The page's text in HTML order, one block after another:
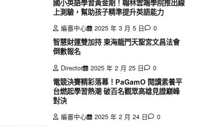
國小英語學習黃金期！翰林雲端學院推出線
上測驗，幫助孩子精準提升英語能力
編審中心 2025 年 3 月 5 日 0
智慧財運雙加持 東海龍門天聖宮文昌法會
倒數報名
Director 2025 年 2 月 25 日 0
電競決賽精彩落幕！PaGamO 閱讀素養平
台燃起學習熱潮 破百名觀眾高雄見證巔峰
對決
編審中心 2025 年 2 月 24 日 0